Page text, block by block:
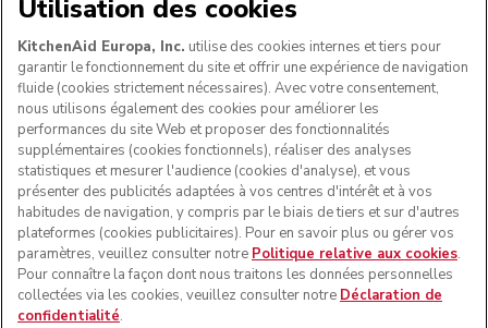
SUIVEZ-NOUS
Utilisation des cookies
KitchenAid Europa, Inc. utilise des cookies internes et tiers pour
garantir le fonctionnement du site et offrir une expérience de navigation
fluide (cookies strictement nécessaires). Avec votre consentement,
nous utilisons également des cookies pour améliorer les
performances du site Web et proposer des fonctionnalités
supplémentaires (cookies fonctionnels), réaliser des analyses
statistiques et mesurer l'audience (cookies d'analyse), et vous
présenter des publicités adaptées à vos centres d'intérêt et à vos
habitudes de navigation, y compris par le biais de tiers et sur d'autres
plateformes (cookies publicitaires). Pour en savoir plus ou gérer vos
paramètres, veuillez consulter notre Politique relative aux cookies.
Pour connaître la façon dont nous traitons les données personnelles
collectées via les cookies, veuillez consulter notre Déclaration de
confidentialité.